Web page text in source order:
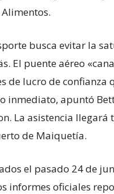
busca evitar la
El puente aéreo
de lucro de confianza
inmediato, apuntó
La asistencia
de Maiquetía.
el pasado 24 de
informes oficiales